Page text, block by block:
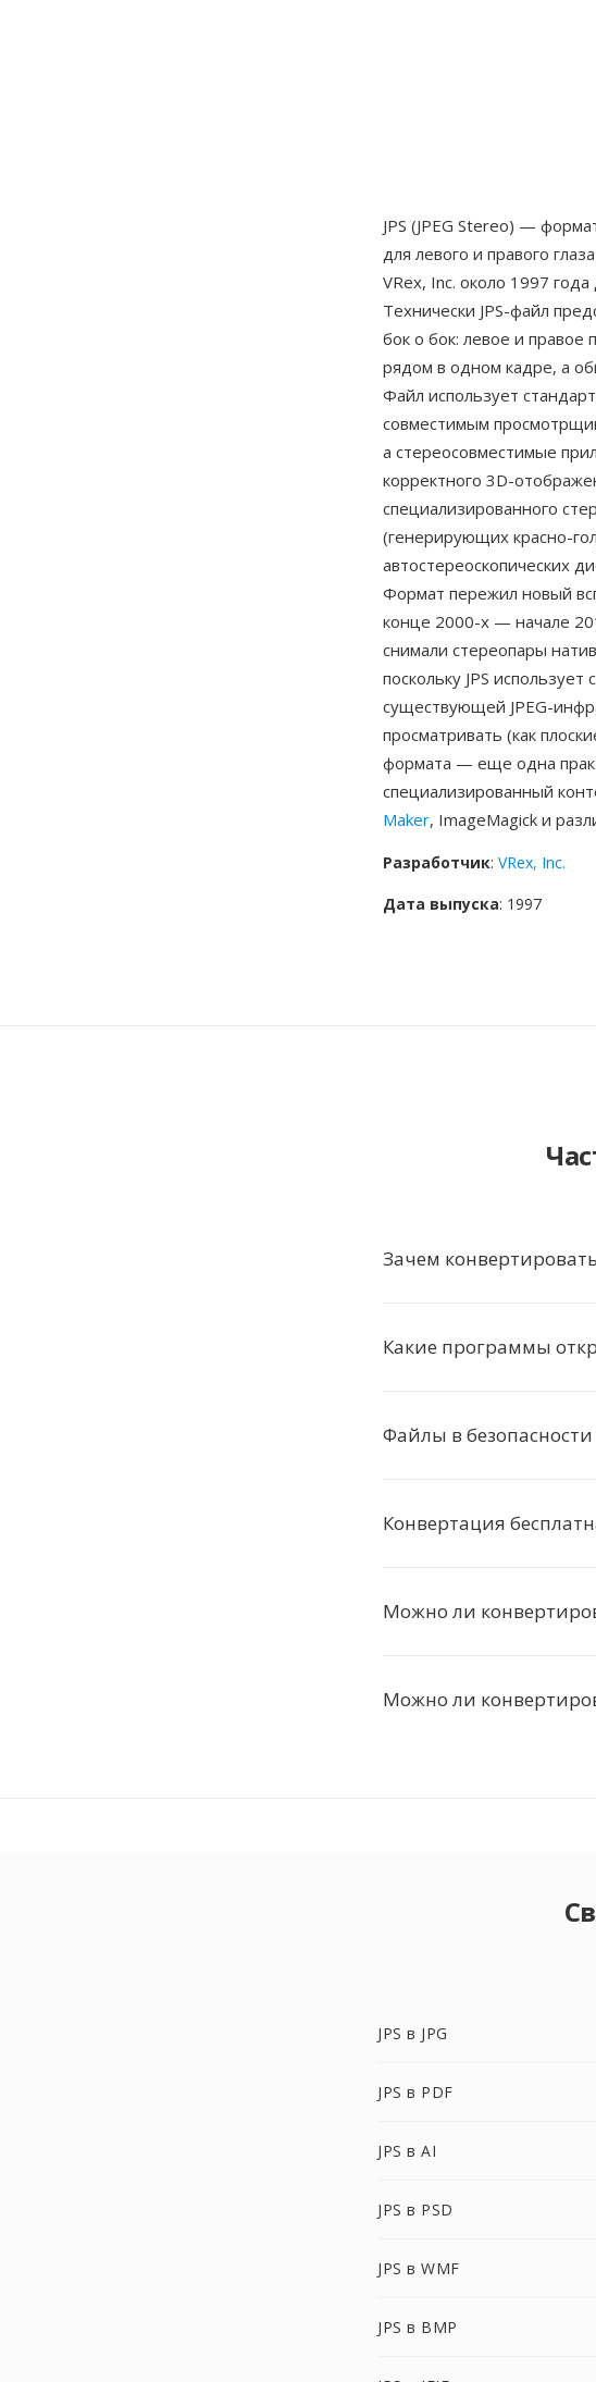
JPS (JPEG Stereo) —
для левого и правого
VRex, Inc. около 1997
Технически JPS-файл
бок о бок: левое и
рядом в одном кадре, а
Файл использует
совместимым
а стереосовместимые
корректного 3D-
специализированного
(генерирующих красно-
автостереоскопических
Формат пережил новый
конце 2000-х — начале
снимали стереопары
поскольку JPS
существующей JPEG-
просматривать (как
формата — еще одна
специализированный
Maker, ImageMagick и
Разработчик: VRex, Inc.
Дата выпуска: 1997
Зачем конвертировать
Какие программы
Файлы в безопасности
Конвертация
Можно ли
Можно ли
JPS в JPG
JPS в PDF
JPS в AI
JPS в PSD
JPS в WMF
JPS в BMP